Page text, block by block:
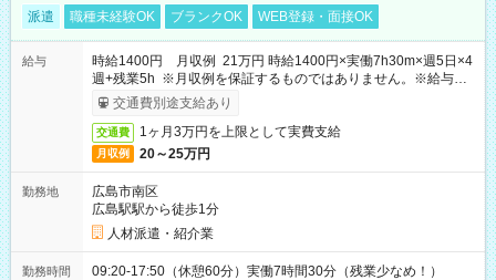
派遣 職種未経験OK ブランクOK WEB登録・面接OK
給与
時給1400円 月収例 21万円 時給1400円×実働7h30m×週5日×4
週+残業5h ※月収例を保証するものではありません。※給与即
受取りサービス利用可（利用条件有）
交通費別途支給あり
交通費 1ヶ月3万円を上限として実費支給
月収例 20～25万円
勤務地
広島市南区
広島駅駅から徒歩1分
人材派遣・紹介業
勤務時間 09:20-17:50（休憩60分）実働7時間30分（残業少なめ！）